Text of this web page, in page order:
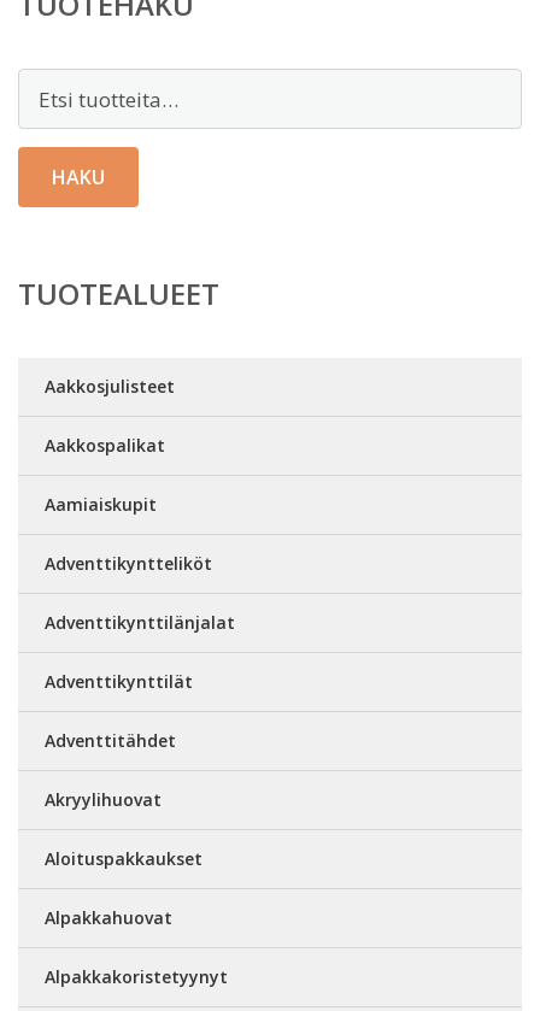
HAKU
TUOTEALUEET
Aakkosjulisteet
Aakkospalikat
Aamiaiskupit
Adventtikyntteliköt
Adventtikynttilänjalat
Adventtikynttilät
Adventtitähdet
Akryylihuovat
Aloituspakkaukset
Alpakkahuovat
Alpakkakoristetyynyt